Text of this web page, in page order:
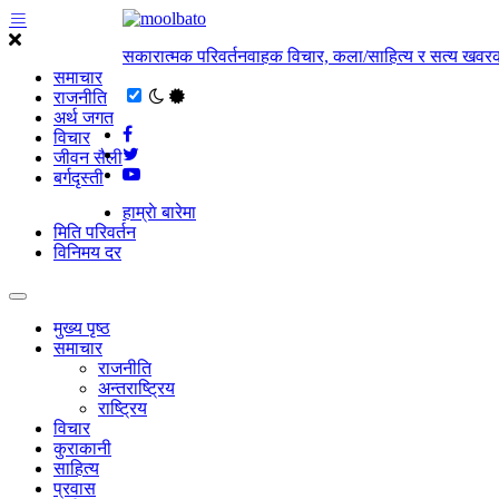
समाचार
राजनीति
अर्थ जगत
विचार
जीवन सैली
बर्गदृस्ती
सकारात्मक परिवर्तनवाहक विचार, कला/साहित्य र सत्य
हाम्राे बारेमा
मिति परिवर्तन
विनिमय दर
मुख्य पृष्ठ
समाचार
राजनीति
अन्तराष्ट्रिय
राष्ट्रिय
विचार
कुराकानी
साहित्य
प्रवास